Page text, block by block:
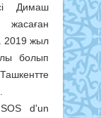
Димаш
жасаған
2019 жыл
болып
d'un